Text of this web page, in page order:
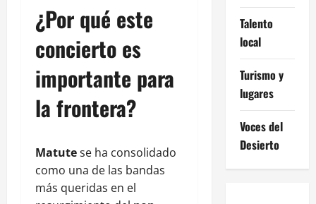
¿Por qué este
concierto es
importante para
la frontera?
Matutese ha consolidado
como una de las bandas
más queridas en el
Talento
local
Turismo y
lugares
Voces del
Desierto